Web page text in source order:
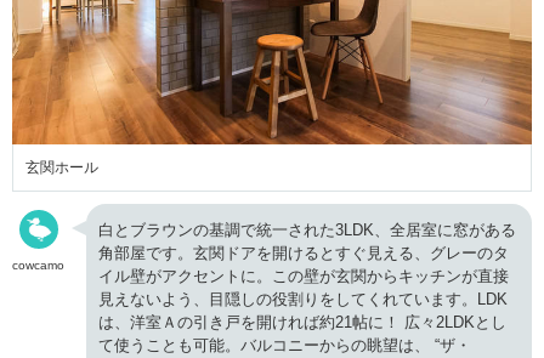
玄関ホール
cowcamo
白とブラウンの基調で統一された3LDK、全居室に窓がある
角部屋です。玄関ドアを開けるとすぐ見える、グレーのタ
イル壁がアクセントに。この壁が玄関からキッチンが直接
見えないよう、目隠しの役割りをしてくれています。LDK
は、洋室Ａの引き戸を開ければ約21帖に！ 広々2LDKとし
て使うことも可能。バルコニーからの眺望は、 “ザ・